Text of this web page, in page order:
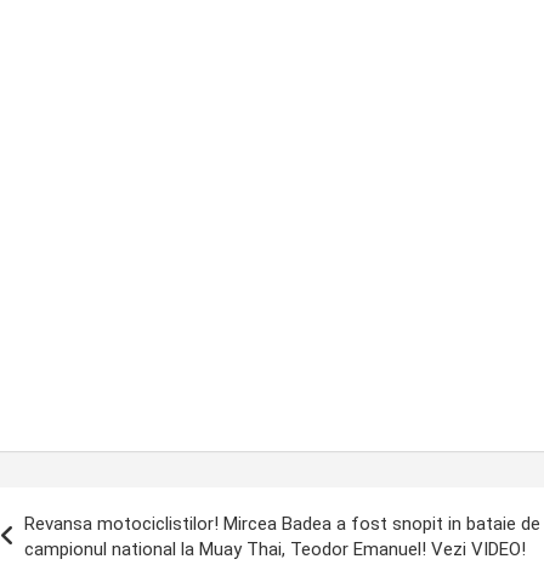
Revansa motociclistilor! Mircea Badea a fost snopit in bataie de
campionul national la Muay Thai, Teodor Emanuel! Vezi VIDEO!